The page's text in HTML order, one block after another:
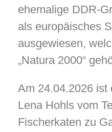
ehemalige DDR-
als europäisches
ausgewiesen,
„Natura 2000“
Am 24.04.2026 ist
Lena Hohls vom
Fischerkaten zu